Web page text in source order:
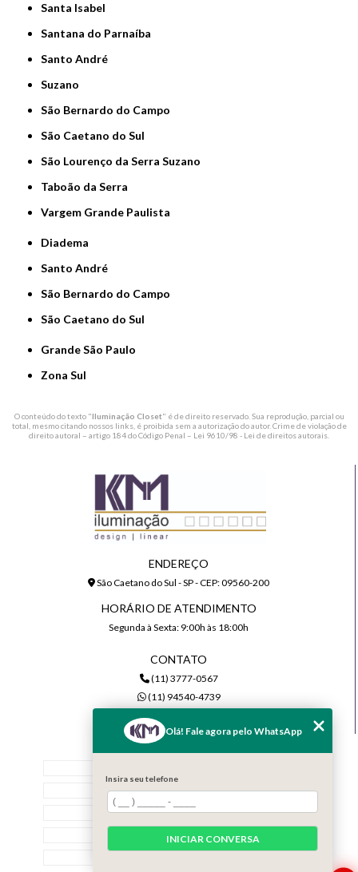
Santa Isabel
Santana do Parnaíba
Santo André
Suzano
São Bernardo do Campo
São Caetano do Sul
São Lourenço da Serra Suzano
Taboão da Serra
Vargem Grande Paulista
Diadema
Santo André
São Bernardo do Campo
São Caetano do Sul
Grande São Paulo
Zona Sul
O conteúdo do texto "Iluminação Closet" é de direito reservado. Sua reprodução, parcial ou
total, mesmo citando nossos links, é proibida sem a autorização do autor. Crime de violação de
direito autoral – artigo 184 do Código Penal – Lei 9610/98 - Lei de direitos autorais.
ENDEREÇO
São Caetano do Sul - SP - CEP: 09560-200
HORÁRIO DE ATENDIMENTO
Segunda à Sexta: 9:00h às 18:00h
CONTATO
(11) 3777-0567
(11) 94540-4739
Quem Somos
Serviços
Contato
Olá! Fale agora pelo WhatsApp
Insira seu telefone
INICIAR CONVERSA